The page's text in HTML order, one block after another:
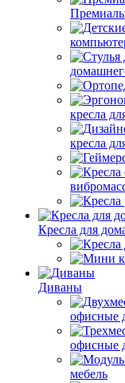
кресла
кресла
Кресла для
Диваны
офисные
офисные
мебель